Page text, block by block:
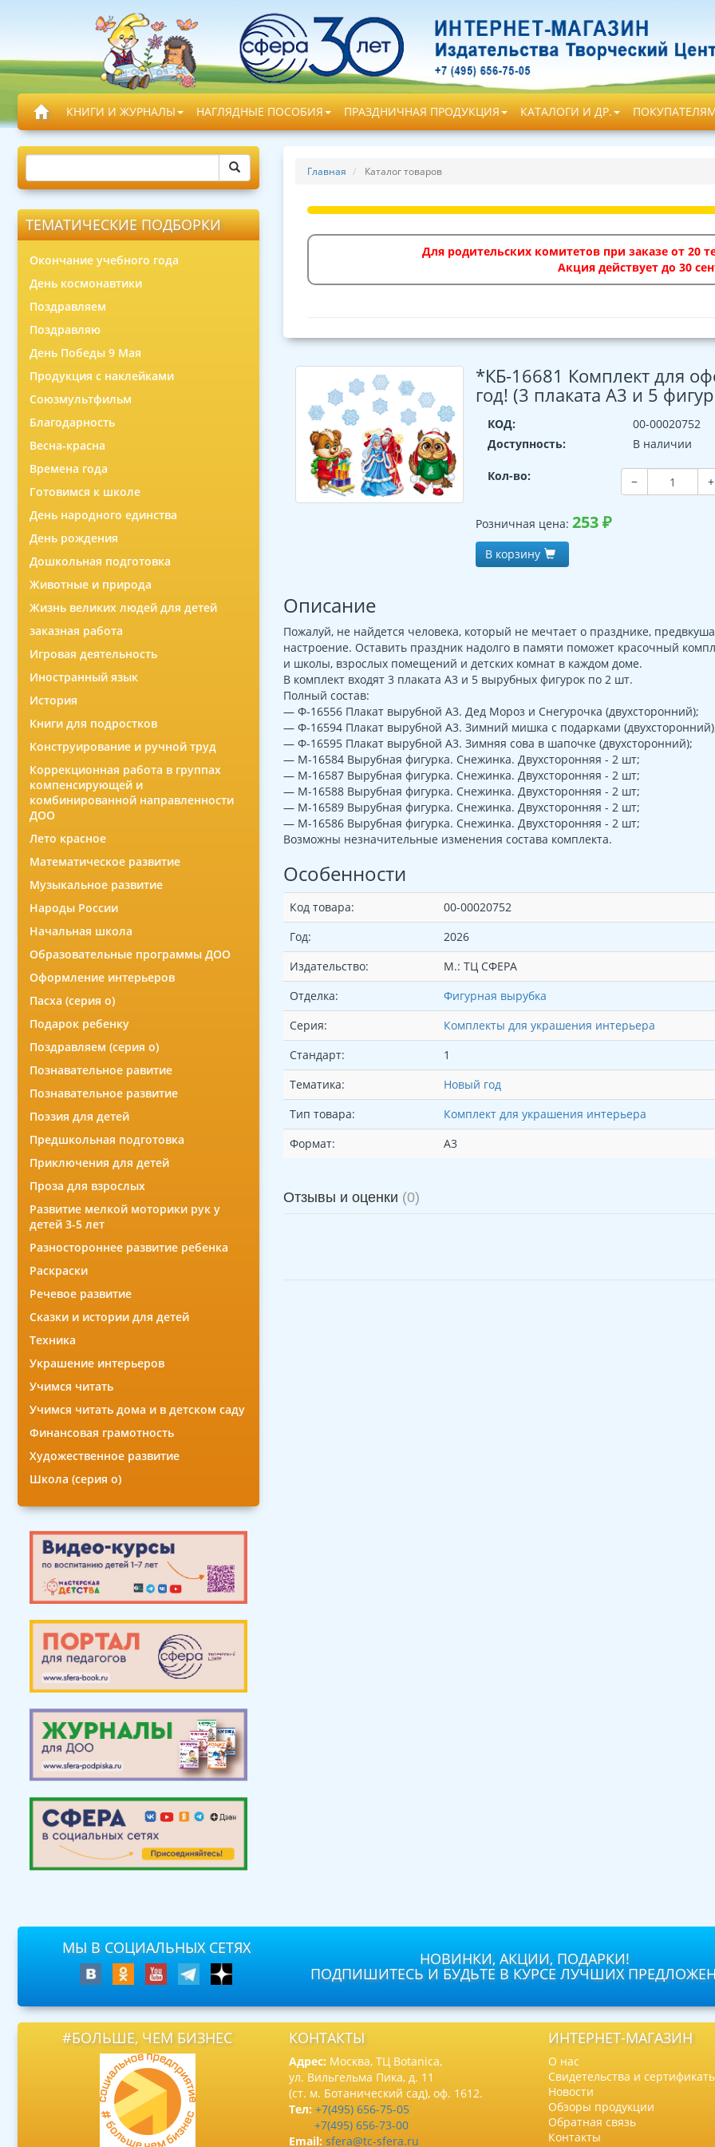
КНИГИ И ЖУРНАЛЫ НАГЛЯДНЫЕ ПОСОБИЯ ПРАЗДНИЧНАЯ ПРОДУКЦИЯ КАТАЛОГИ И ДР.
ТЕМАТИЧЕСКИЕ ПОДБОРКИ
Окончание учебного года
День космонавтики
Поздравляем
Поздравляю
День Победы 9 Мая
Продукция с наклейками
Союзмультфильм
Благодарность
Весна-красна
Времена года
Готовимся к школе
День народного единства
День рождения
Дошкольная подготовка
Животные и природа
Жизнь великих людей для детей
заказная работа
Игровая деятельность
Иностранный язык
История
Книги для подростков
Конструирование и ручной труд
Коррекционная работа в группах
компенсирующей и
комбинированной направленности
ДОО
Лето красное
Математическое развитие
Музыкальное развитие
Народы России
Начальная школа
Образовательные программы ДОО
Оформление интерьеров
Пасха (серия о)
Подарок ребенку
Поздравляем (серия о)
Познавательное равитие
Познавательное развитие
Поэзия для детей
Предшкольная подготовка
Приключения для детей
Проза для взрослых
Развитие мелкой моторики рук у
детей 3-5 лет
Разностороннее развитие ребенка
Раскраски
Речевое развитие
Сказки и истории для детей
Техника
Украшение интерьеров
Учимся читать
Учимся читать дома и в детском саду
Финансовая грамотность
Художественное развитие
Школа (серия о)
Главная Каталог товаров
Для родительских комитетов при заказе от 20
Акция действует до 30
*КБ-16681 Комплект для
год! (3 плаката А3 и 5
КОД:
00-00020752
Доступность:
В наличии
Кол-во: − +
Розничная цена:253₽
В корзину
Описание
Пожалуй, не найдется человека, который не мечтает о празднике,
настроение. Оставить праздник надолго в памяти поможет красочный
и школы, взрослых помещений и детских комнат в каждом доме.
В комплект входят 3 плаката А3 и 5 вырубных фигурок по 2 шт.
Полный состав:
— Ф-16556 Плакат вырубной А3. Дед Мороз и Снегурочка (двухсторонний);
— Ф-16594 Плакат вырубной А3. Зимний мишка с подарками
— Ф-16595 Плакат вырубной А3. Зимняя сова в шапочке (двухсторонний);
— М-16584 Вырубная фигурка. Снежинка. Двухсторонняя - 2 шт;
— М-16587 Вырубная фигурка. Снежинка. Двухсторонняя - 2 шт;
— М-16588 Вырубная фигурка. Снежинка. Двухсторонняя - 2 шт;
— М-16589 Вырубная фигурка. Снежинка. Двухсторонняя - 2 шт;
— М-16586 Вырубная фигурка. Снежинка. Двухсторонняя - 2 шт;
Возможны незначительные изменения состава комплекта.
Особенности
Код товара:
00-00020752
Год:
2026
Издательство:
М.: ТЦ СФЕРА
Отделка:
Фигурная вырубка
Серия:
Комплекты для украшения интерьера
Стандарт:
1
Тематика:
Новый год
Тип товара:
Комплект для украшения интерьера
Формат:
А3
Отзывы и оценки (0)
МЫ В СОЦИАЛЬНЫХ СЕТЯХ
НОВИНКИ, АКЦИИ, ПОДАРКИ!
ПОДПИШИТЕСЬ И БУДЬТЕ В КУРСЕ ЛУЧШИХ
#БОЛЬШЕ, ЧЕМ БИЗНЕС КОНТАКТЫ
Адрес: Москва, ТЦ Botanica,
ул. Вильгельма Пика, д. 11
(ст. м. Ботанический сад), оф. 1612.
Тел: +7(495) 656-75-05
+7(495) 656-73-00
Email: sfera@tc-sfera.ru
ИНТЕРНЕТ-МАГАЗИН
О нас
Свидетельства и
Новости
Обзоры продукции
Обратная связь
Контакты